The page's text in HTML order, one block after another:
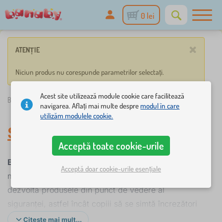
0 lei
×
ATENȚIE
Niciun produs nu corespunde parametrilor selectați.
Banaby.ro »Sipo
Sipo
Brandul SIPO
mici membri ai gospodăriei. Ei își proiectează și
dezvoltă produsele din punct de vedere al
siguranței, astfel încât copiii să se simtă încrezători
încă de la o vârstă fragedă, iar părinții să-i poată
Citește mai mult...
Acest site utilizează module cookie care facilitează
navigarea. Aflați mai multe despremodul în care
utilizăm modulele cookie.
Acceptă toate cookie-urile
Acceptă doar cookie-urile esențiale